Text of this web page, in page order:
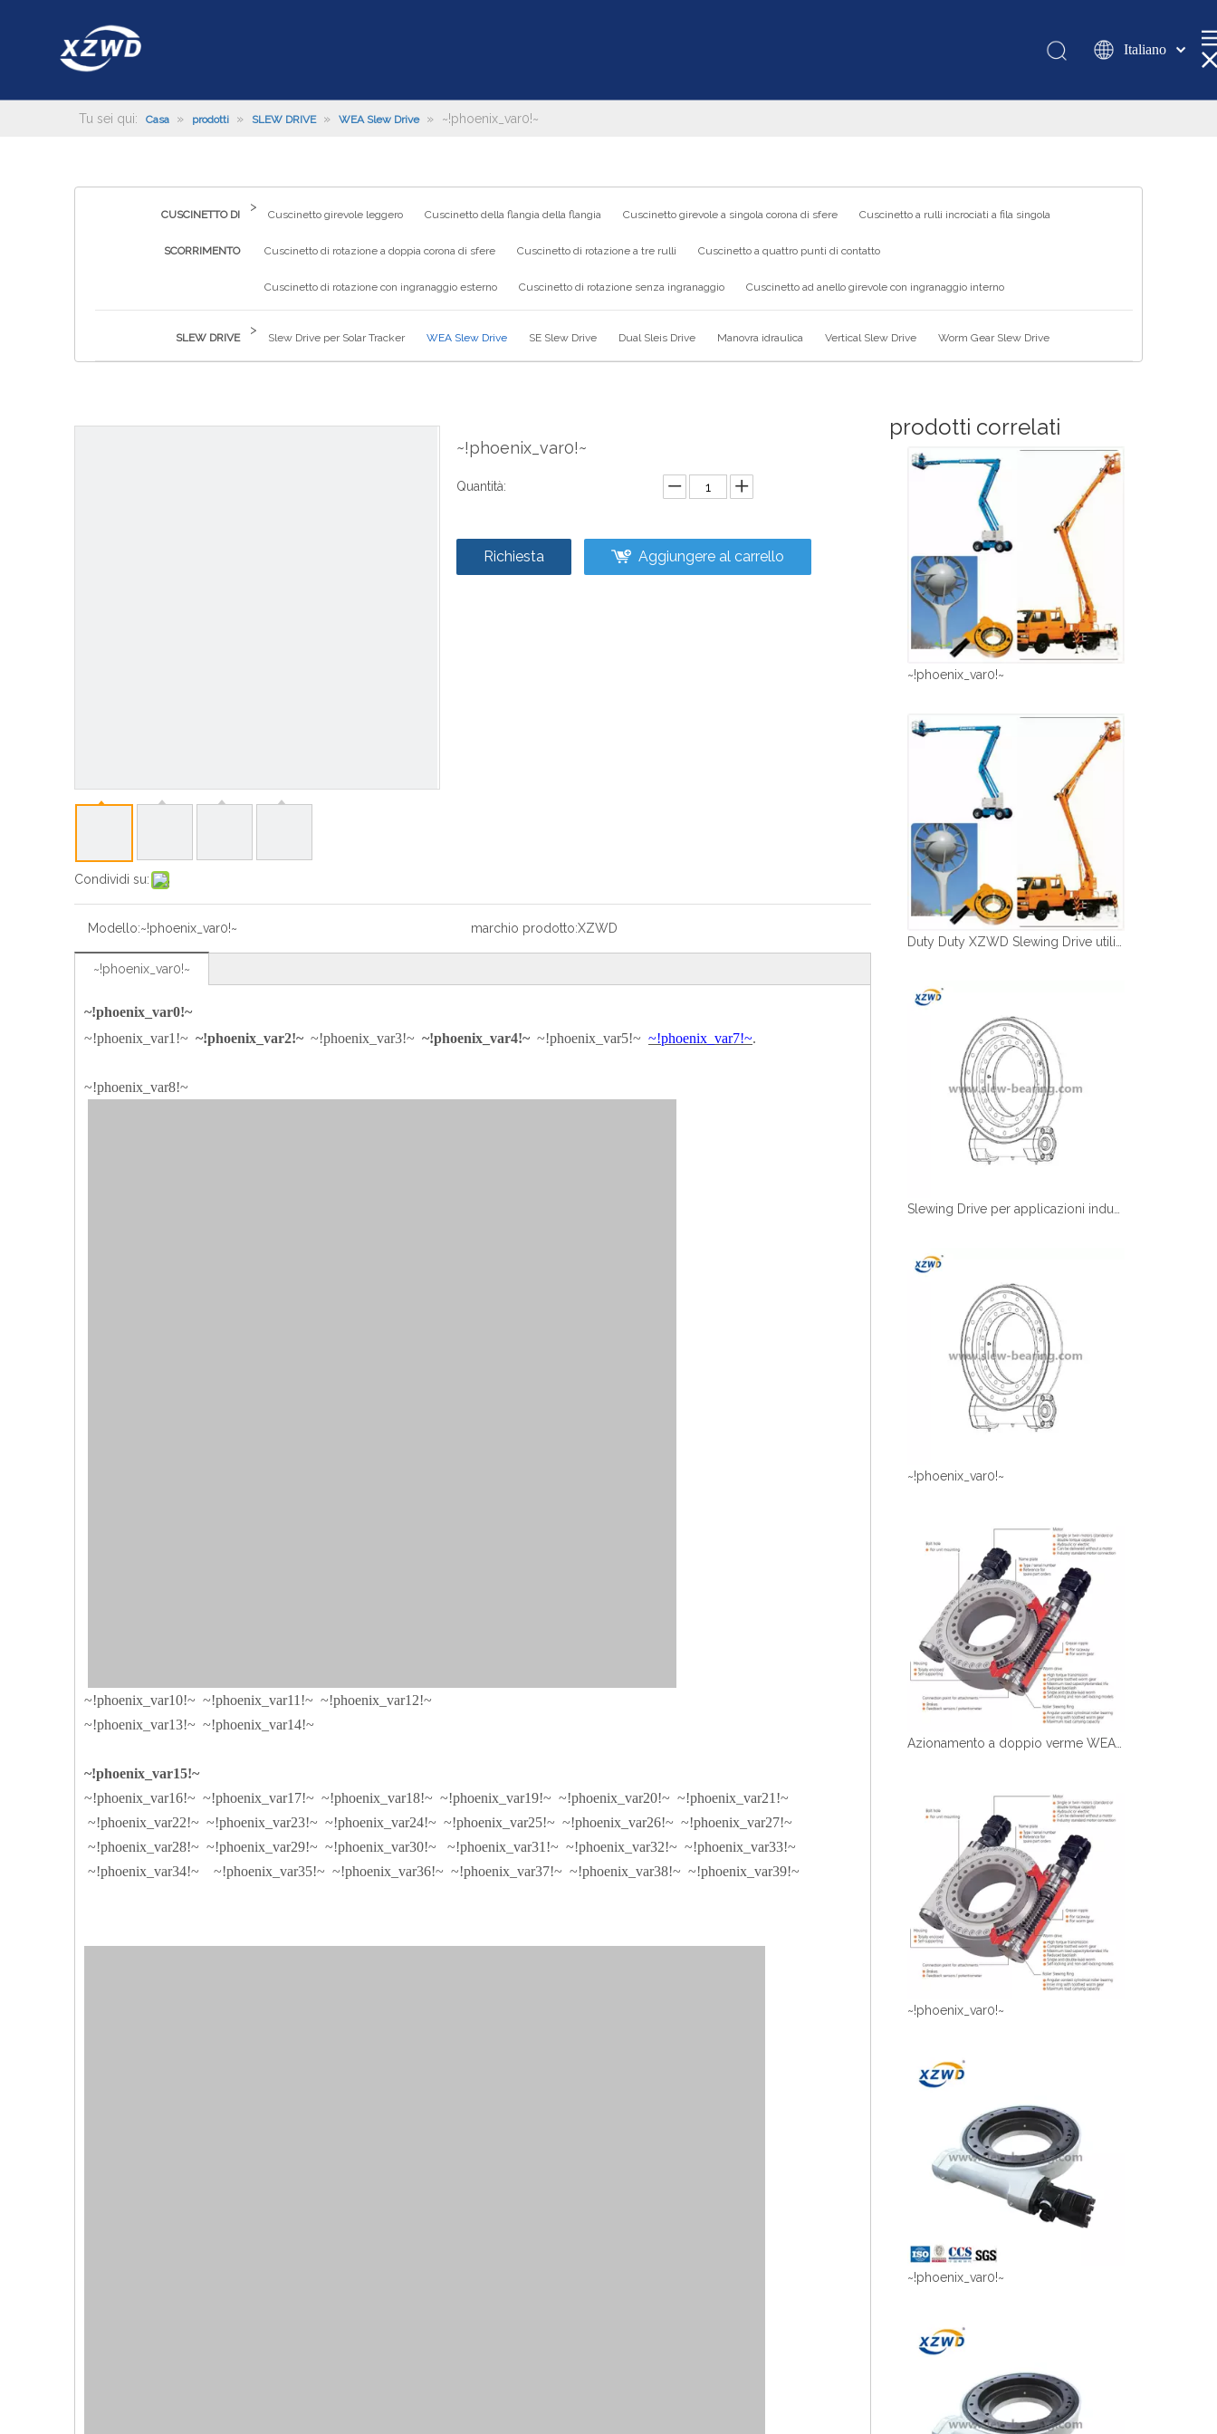
Italiano
românesc
Pусский
العربية
Tu sei qui: Casa » prodotti » SLEW DRIVE » WEA Slew Drive » ~!phoenix_var0!~
CUSCINETTO DI
SCORRIMENTO
>
Cuscinetto girevole leggero Cuscinetto della flangia della flangia Cuscinetto girevole a singola corona di sfere Cuscinetto a rulli incrociati a fila singola
Cuscinetto di rotazione a doppia corona di sfere Cuscinetto di rotazione a tre rulli Cuscinetto a quattro punti di contatto
Cuscinetto di rotazione con ingranaggio esterno Cuscinetto di rotazione senza ingranaggio Cuscinetto ad anello girevole con ingranaggio interno
SLEW DRIVE
>
Slew Drive per Solar Tracker WEA Slew Drive SE Slew Drive Dual Sleis Drive Manovra idraulica Vertical Slew Drive Worm Gear Slew Drive
Condividi su:
~!phoenix_var0!~
Quantità:
Richiesta Aggiungere al carrello
Modello:~!phoenix_var0!~ marchio prodotto:XZWD
~!phoenix_var0!~
~!phoenix_var0!~
~!phoenix_var1!~ ~!phoenix_var2!~ ~!phoenix_var3!~ ~!phoenix_var4!~ ~!phoenix_var5!~ ~!phoenix_var7!~.
~!phoenix_var8!~
~!phoenix_var10!~ ~!phoenix_var11!~ ~!phoenix_var12!~
~!phoenix_var13!~ ~!phoenix_var14!~
~!phoenix_var15!~
~!phoenix_var16!~ ~!phoenix_var17!~ ~!phoenix_var18!~ ~!phoenix_var19!~ ~!phoenix_var20!~ ~!phoenix_var21!~
~!phoenix_var22!~ ~!phoenix_var23!~ ~!phoenix_var24!~ ~!phoenix_var25!~ ~!phoenix_var26!~ ~!phoenix_var27!~
~!phoenix_var28!~ ~!phoenix_var29!~ ~!phoenix_var30!~ ~!phoenix_var31!~ ~!phoenix_var32!~ ~!phoenix_var33!~
~!phoenix_var34!~ ~!phoenix_var35!~ ~!phoenix_var36!~ ~!phoenix_var37!~ ~!phoenix_var38!~ ~!phoenix_var39!~
prodotti correlati
~!phoenix_var0!~
~!phoenix_var0!~
~!phoenix_var0!~
~!phoenix_var0!~